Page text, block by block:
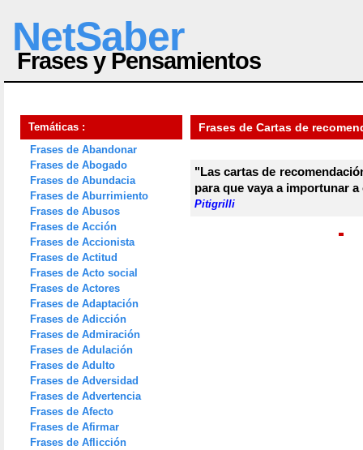
NetSaber
Frases y Pensamientos
Temáticas :
Frases de Abandonar
Frases de Abogado
Frases de Abundacia
Frases de Aburrimiento
Frases de Abusos
Frases de Acción
Frases de Accionista
Frases de Actitud
Frases de Acto social
Frases de Actores
Frases de Adaptación
Frases de Adicción
Frases de Admiración
Frases de Adulación
Frases de Adulto
Frases de Adversidad
Frases de Advertencia
Frases de Afecto
Frases de Afirmar
Frases de Aflicción
Frases de Cartas de
"Las cartas de
para que vaya a importunar
Pitigrilli